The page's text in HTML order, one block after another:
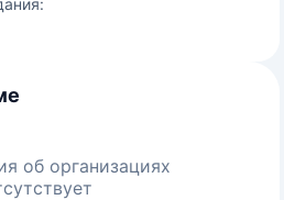
об организациях